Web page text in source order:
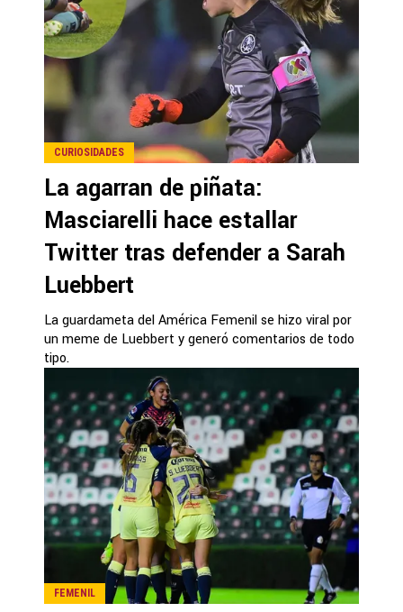
CURIOSIDADES
La agarran de piñata:
Masciarelli hace estallar
Twitter tras defender a Sarah
Luebbert
La guardameta del América Femenil se hizo viral por
un meme de Luebbert y generó comentarios de todo
tipo.
FEMENIL